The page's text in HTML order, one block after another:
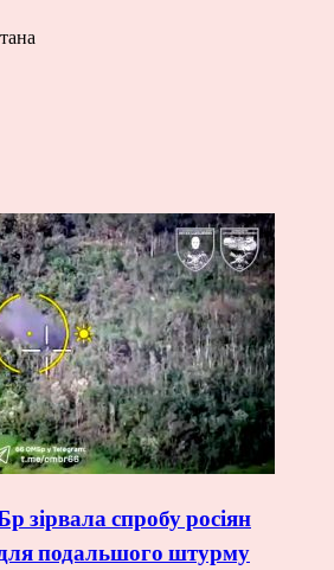
зірвала спробу росіян
подальшого штурму